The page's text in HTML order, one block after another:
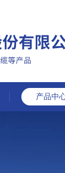
产品中